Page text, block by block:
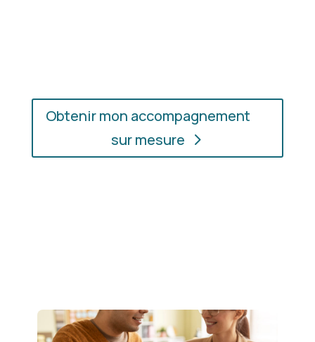
Obtenir mon accompagnement
sur mesure